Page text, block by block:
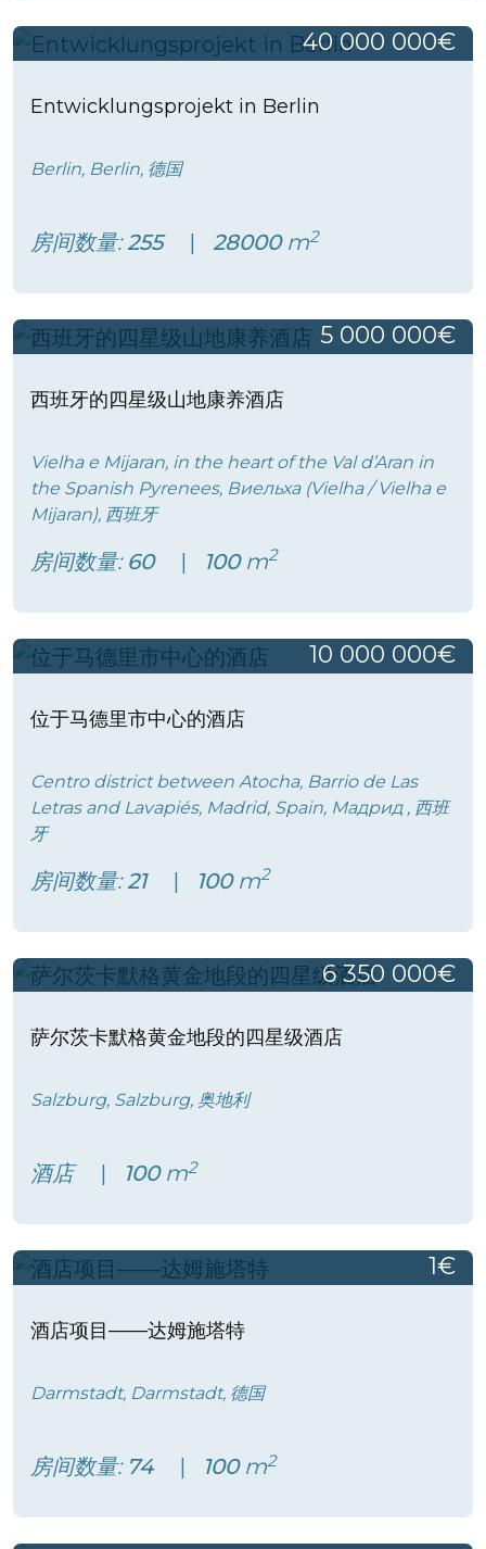
40 000 000€
Entwicklungsprojekt in Berlin
Berlin, Berlin, 德国
房间数量:255 28000m2
5 000 000€
西班牙的四星级山地康养酒店
Vielha e Mijaran, in the heart of the Val d’Aran in
the Spanish Pyrenees, Виельха (Vielha / Vielha e
Mijaran), 西班牙
房间数量: 60 100m2
10 000 000€
位于马德里市中心的酒店
Centro district between Atocha, Barrio de Las
Letras and Lavapiés, Madrid, Spain, Мадрид , 西班
牙
房间数量:21 100m2
6 350 000€
萨尔茨卡默格黄金地段的四星级酒店
Salzburg, Salzburg, 奥地利
酒店 100m2
1€
酒店项目——达姆施塔特
Darmstadt, Darmstadt, 德国
房间数量: 74 100m2